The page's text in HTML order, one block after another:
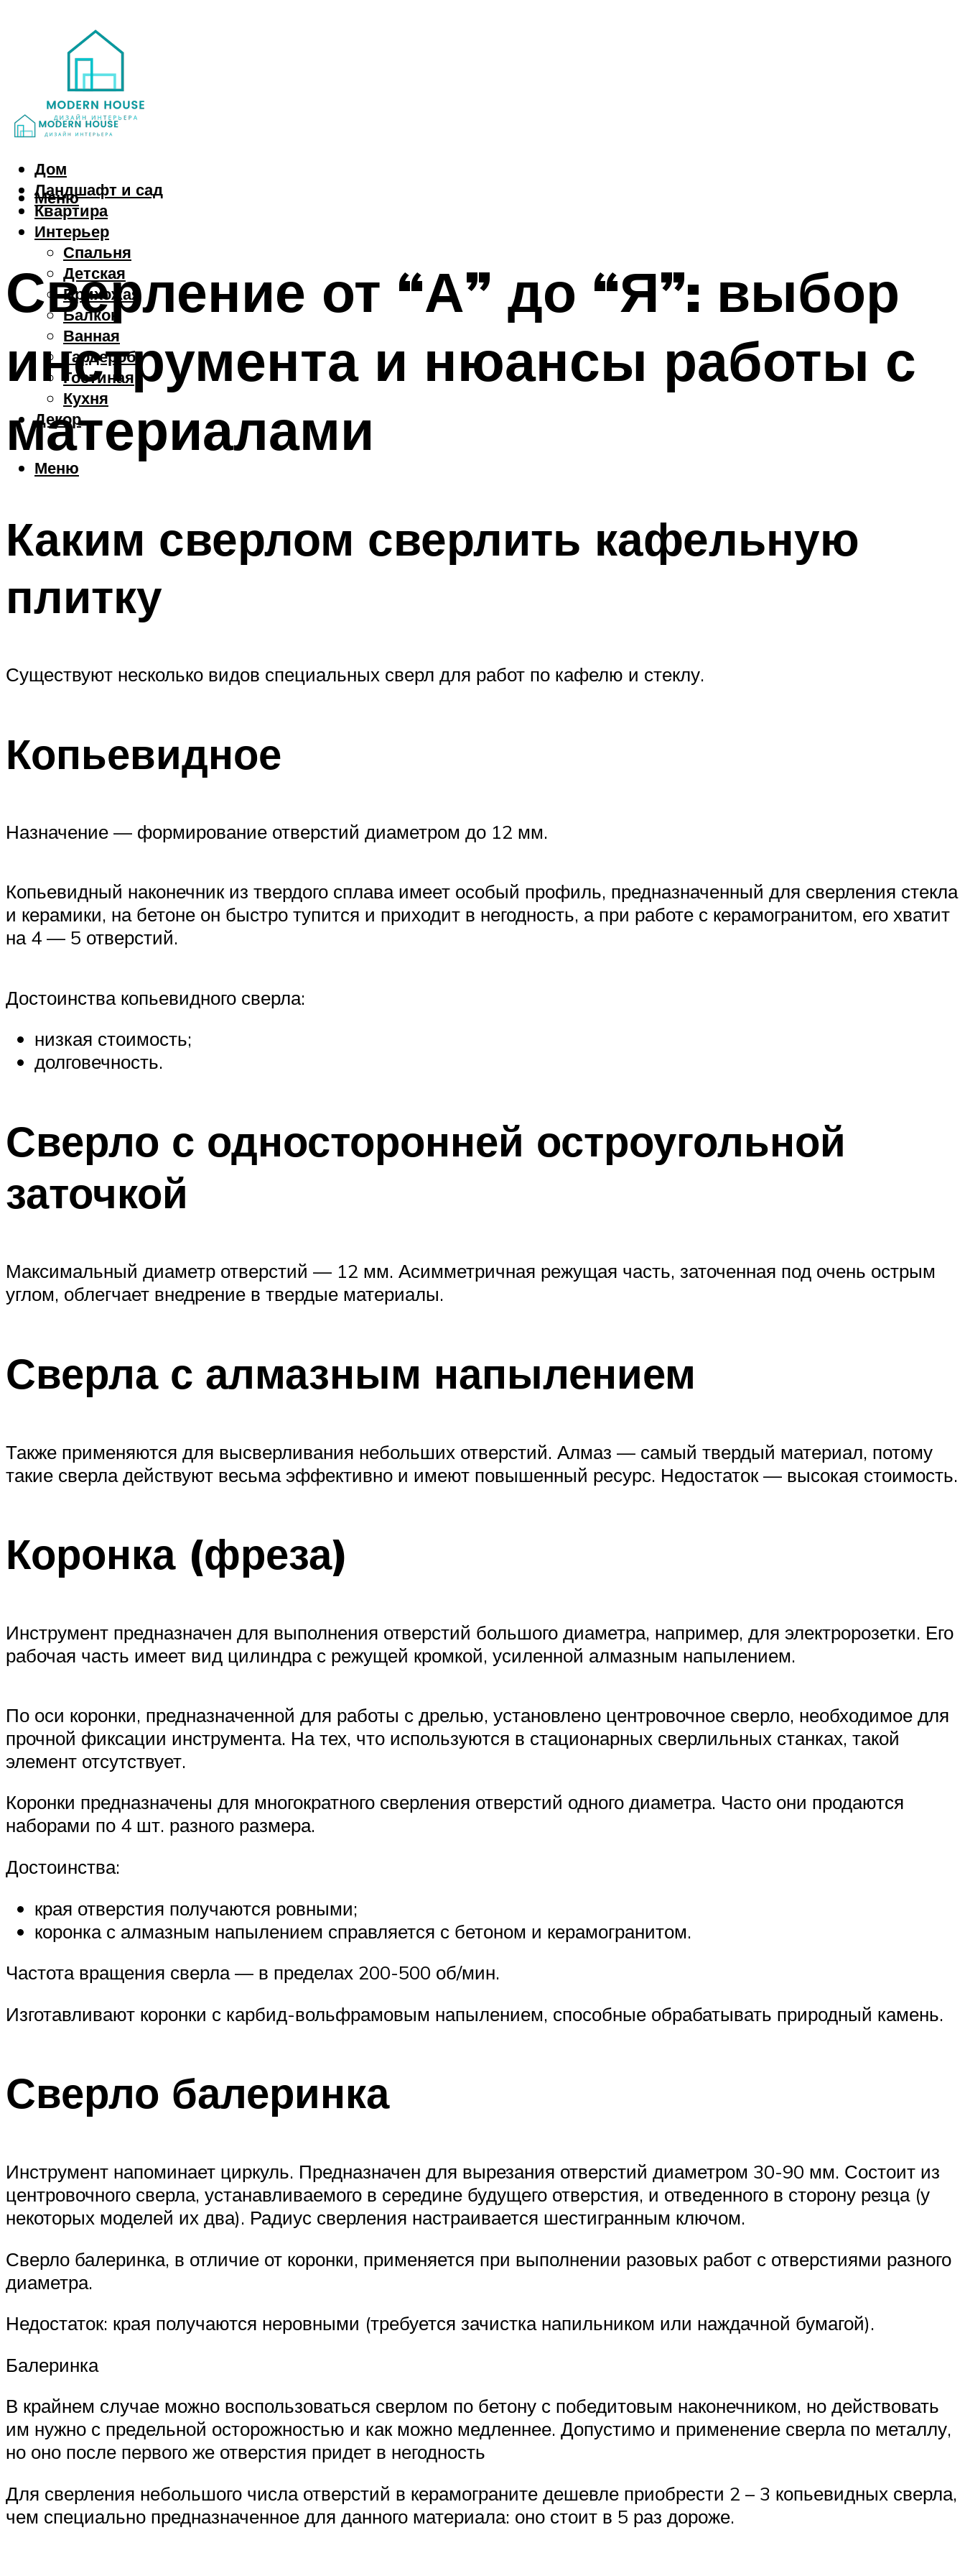
Дом
Ландшафт и сад
Квартира
Интерьер
Спальня
Детская
Прихожая
Балкон
Ванная
Гардероб
Гостиная
Кухня
Декор
Меню
Меню
Сверление от “А” до “Я”: выбор
инструмента и нюансы работы с
материалами
Каким сверлом сверлить кафельную
плитку
Существуют несколько видов специальных сверл для работ по кафелю и стеклу.
Копьевидное
Назначение — формирование отверстий диаметром до 12 мм.
Копьевидный наконечник из твердого сплава имеет особый профиль, предназначенный для сверления стекла
и керамики, на бетоне он быстро тупится и приходит в негодность, а при работе с керамогранитом, его хватит
на 4 — 5 отверстий.
Достоинства копьевидного сверла:
низкая стоимость;
долговечность.
Сверло с односторонней остроугольной
заточкой
Максимальный диаметр отверстий — 12 мм. Асимметричная режущая часть, заточенная под очень острым
углом, облегчает внедрение в твердые материалы.
Сверла с алмазным напылением
Также применяются для высверливания небольших отверстий. Алмаз — самый твердый материал, потому
такие сверла действуют весьма эффективно и имеют повышенный ресурс. Недостаток — высокая стоимость.
Коронка (фреза)
Инструмент предназначен для выполнения отверстий большого диаметра, например, для электророзетки. Его
рабочая часть имеет вид цилиндра с режущей кромкой, усиленной алмазным напылением.
По оси коронки, предназначенной для работы с дрелью, установлено центровочное сверло, необходимое для
прочной фиксации инструмента. На тех, что используются в стационарных сверлильных станках, такой
элемент отсутствует.
Коронки предназначены для многократного сверления отверстий одного диаметра. Часто они продаются
наборами по 4 шт. разного размера.
Достоинства:
края отверстия получаются ровными;
коронка с алмазным напылением справляется с бетоном и керамогранитом.
Частота вращения сверла — в пределах 200-500 об/мин.
Изготавливают коронки с карбид-вольфрамовым напылением, способные обрабатывать природный камень.
Сверло балеринка
Инструмент напоминает циркуль. Предназначен для вырезания отверстий диаметром 30-90 мм. Состоит из
центровочного сверла, устанавливаемого в середине будущего отверстия, и отведенного в сторону резца (у
некоторых моделей их два). Радиус сверления настраивается шестигранным ключом.
Сверло балеринка, в отличие от коронки, применяется при выполнении разовых работ с отверстиями разного
диаметра.
Недостаток: края получаются неровными (требуется зачистка напильником или наждачной бумагой).
Балеринка
В крайнем случае можно воспользоваться сверлом по бетону с победитовым наконечником, но действовать
им нужно с предельной осторожностью и как можно медленнее. Допустимо и применение сверла по металлу,
но оно после первого же отверстия придет в негодность
Для сверления небольшого числа отверстий в керамограните дешевле приобрести 2 – 3 копьевидных сверла,
чем специально предназначенное для данного материала: оно стоит в 5 раз дороже.